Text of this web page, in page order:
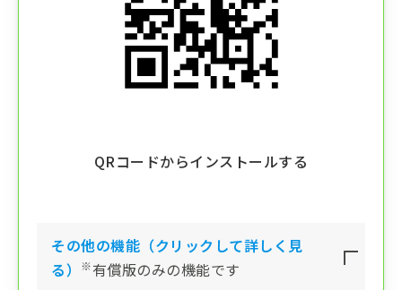
QRコードからインストールする
その他の機能（クリックして詳しく見
る）
※有償版のみの機能です